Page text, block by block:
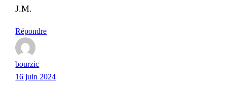
J.M.
Répondre
bourzic
16 juin 2024